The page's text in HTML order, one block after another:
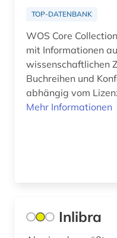
TOP-DATENBANK
WOS Core
mit Informationen
wissenschaftlichen
Buchreihen und
abhängig vom
Mehr Informationen
Inlibra